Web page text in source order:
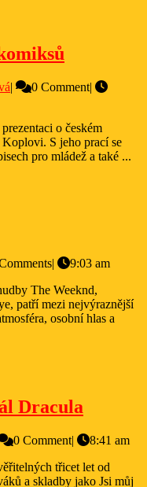
český
komiksů
Claudie
| 0 Comment|
S jeho prací se
pro mládež a také ...
|
9:03 am
patří mezi nejvýraznější
osobní hlas a
Dracula
muzikál
Dracula
0 Comment|
8:41 am
a skladby jako Jsi můj